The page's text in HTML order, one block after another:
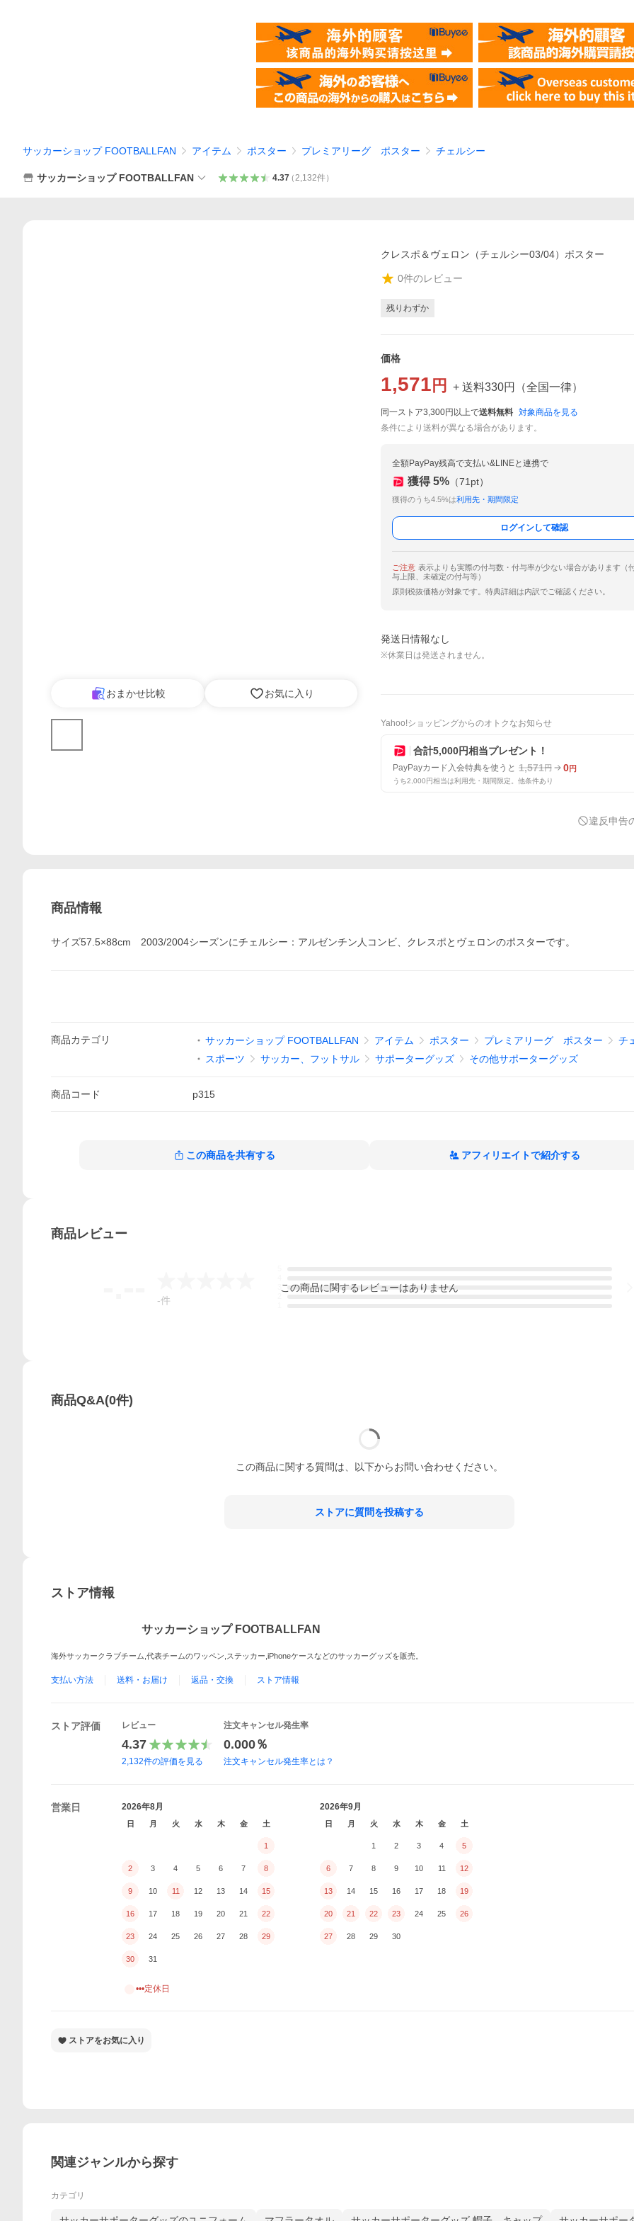
サッカーショップ FOOTBALLFAN アイテム ポスター プレミアリーグ ポスター チェルシー
サッカーショップ FOOTBALLFAN 4.37（2,132件）
おまかせ比較 お気に入り
クレスポ＆ヴェロン（チェルシー03/04）ポスター
0件のレビュー
残りわずか
価格
1,571 円 + 送料330円 （全国一律）
同一ストア3,300円以上で送料無料 対象商品を見る
条件により送料が異なる場合があります。
全額PayPay残高で支払い&LINEと連携で
獲得 5% （71 pt）
獲得のうち4.5%は利用先・期間限定
ログインして確認
ご注意 表示よりも実際の付与数・付与率が少ない場合があります（
与上限、未確定の付与等）
原則税抜価格が対象です。特典詳細は内訳でご確認ください。
発送日情報なし
※休業日は発送されません。
Yahoo!ショッピングからのオトクなお知らせ
合計5,000円相当プレゼント！
PayPayカード入会特典を使うと 1,571円 0円
うち2,000円相当は利用先・期間限定。他条件あり
違反申告
商品情報
サイズ57.5×88cm 2003/2004シーズンにチェルシー：アルゼンチン人コンビ、クレスポとヴェロンのポスターです。
商品カテゴリ サッカーショップ FOOTBALLFAN アイテム ポスター プレミアリーグ ポスター
チ
スポーツ
サッカー、フットサル サポーターグッズ その他サポーターグッズ
商品コード p315
この商品を共有する アフィリエイトで紹介する
商品レビュー
-件
この商品に関するレビューはありません
商品Q&A(0件)
この商品に関する質問は、以下からお問い合わせください。
ストアに質問を投稿する
ストア情報
サッカーショップ FOOTBALLFAN
海外サッカークラブチーム,代表チームのワッペン,ステッカー,iPhoneケースなどのサッカーグッズを販売。
支払い方法 送料・お届け 返品・交換 ストア情報
ストア評価 レビュー
4.37
2,132件の評価を見る
注文キャンセル発生率
0.000％
注文キャンセル発生率とは？
営業日 2026年8月
日 月 火 水 木 金 土
1
2 3 4 5 6 7 8
9 10 11 12 13 14 15
16 17 18 19 20 21 22
23 24 25 26 27 28 29
30 31
2026年9月
日 月 火 水 木 金 土
1 2 3 4 5
6 7 8 9 10 11 12
13 14 15 16 17 18 19
20 21 22 23 24 25 26
27 28 29 30
•••定休日
ストアをお気に入り
関連ジャンルから探す
カテゴリ